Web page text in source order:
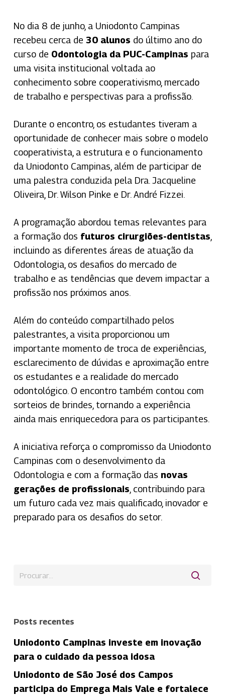
No dia 8 de junho, a Uniodonto Campinas
recebeu cerca de 30 alunos do último ano do
curso de Odontologia da PUC-Campinas para
uma visita institucional voltada ao
conhecimento sobre cooperativismo, mercado
de trabalho e perspectivas para a profissão.
Durante o encontro, os estudantes tiveram a
oportunidade de conhecer mais sobre o modelo
cooperativista, a estrutura e o funcionamento
da Uniodonto Campinas, além de participar de
uma palestra conduzida pela Dra. Jacqueline
Oliveira, Dr. Wilson Pinke e Dr. André Fizzei.
A programação abordou temas relevantes para
a formação dos futuros cirurgiões-dentistas
incluindo as diferentes áreas de atuação da
Odontologia, os desafios do mercado de
trabalho e as tendências que devem impactar a
profissão nos próximos anos.
Além do conteúdo compartilhado pelos
palestrantes, a visita proporcionou um
importante momento de troca de experiências,
esclarecimento de dúvidas e aproximação entre
os estudantes e a realidade do mercado
odontológico. O encontro também contou com
sorteios de brindes, tornando a experiência
ainda mais enriquecedora para os participantes.
A iniciativa reforça o compromisso da Uniodonto
Campinas com o desenvolvimento da
Odontologia e com a formação das novas
gerações de profissionais , contribuindo para
um futuro cada vez mais qualificado, inovador e
preparado para os desafios do setor.
Posts recentes
Uniodonto Campinas investe em inovação
para o cuidado da pessoa idosa
Uniodonto de São José dos Campos
participa do Emprega Mais Vale e fortalece